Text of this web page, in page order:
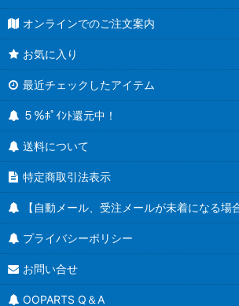
オンラインでのご注文案内
お気に入り
最近チェックしたアイテム
５％ﾎﾟｲﾝﾄ還元中！
送料について
特定商取引法表示
【自動メール、受注メールが未着になる場
プライバシーポリシー
お問い合せ
OOPARTS Q＆A